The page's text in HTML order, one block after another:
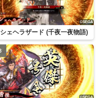
シェヘラザード (千夜一夜物語)